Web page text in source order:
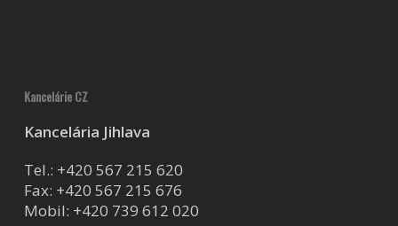
Kancelárie CZ
Kancelária Jihlava
Tel.: +420 567 215 620
Fax: +420 567 215 676
Mobil: +420 739 612 020